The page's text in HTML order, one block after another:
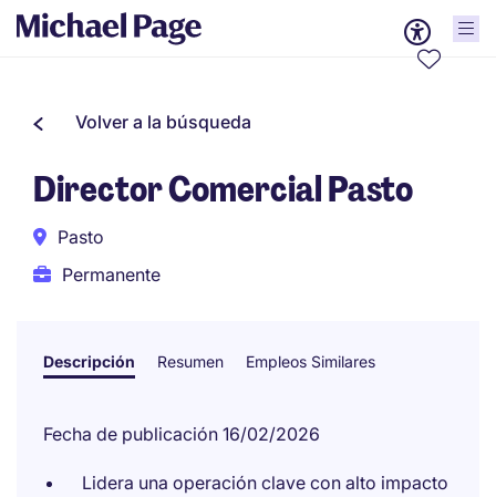
Volver a la búsqueda
Director Comercial Pasto
Pasto
Permanente
Descripción Resumen Empleos Similares
Fecha de publicación 16/02/2026
Lidera una operación clave con alto impacto